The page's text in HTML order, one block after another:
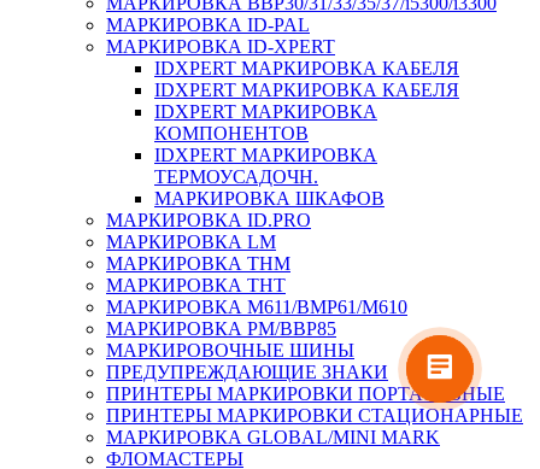
МАРКИРОВКА ID-PAL
МАРКИРОВКА ID-XPERT
IDXPERT МАРКИРОВКА КАБЕЛЯ
IDXPERT МАРКИРОВКА КАБЕЛЯ
IDXPERT МАРКИРОВКА
КОМПОНЕНТОВ
IDXPERT МАРКИРОВКА
ТЕРМОУСАДОЧН.
МАРКИРОВКА ШКАФОВ
МАРКИРОВКА ID.PRO
МАРКИРОВКА LM
МАРКИРОВКА THM
МАРКИРОВКА THT
МАРКИРОВКА M611/BMP61/M610
МАРКИРОВКА PM/BBP85
МАРКИРОВОЧНЫЕ ШИНЫ
ПРЕДУПРЕЖДАЮЩИЕ ЗНАКИ
ПРИНТЕРЫ МАРКИРОВКИ ПОРТАТИВНЫЕ
ПРИНТЕРЫ МАРКИРОВКИ СТАЦИОНАРНЫЕ
МАРКИРОВКА GLOBAL/MINI MARK
ФЛОМАСТЕРЫ